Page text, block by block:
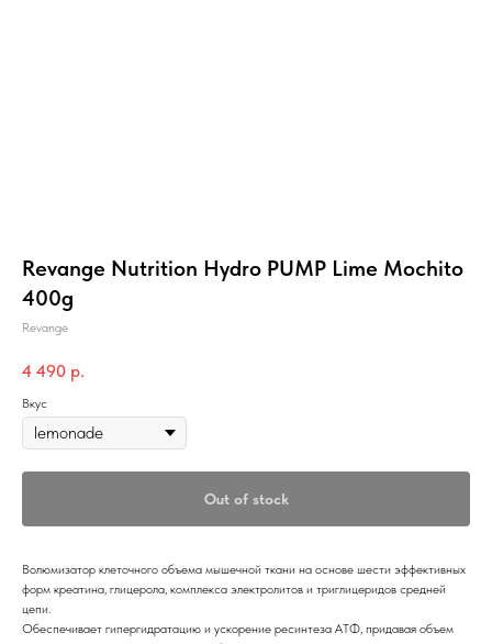
Revange Nutrition Hydro PUMP Lime Mochito
400g
Revange
4 490 р.
Вкус
Out of stock
Волюмизатор клеточного объема мышечной ткани на основе шести эффективных
форм креатина, глицерола, комплекса электролитов и триглицеридов средней
цепи.
Обеспечивает гипергидратацию и ускорение ресинтеза АТФ, придавая объем